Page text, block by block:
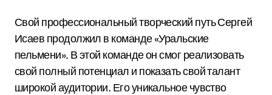
Свой профессиональный творческий путь Сергей
Исаев продолжил в команде «Уральские
пельмени». В этой команде он смог реализовать
свой полный потенциал и показать свой талант
широкой аудитории. Его уникальное чувство